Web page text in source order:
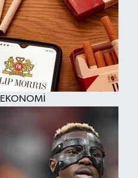
EKONOMİ